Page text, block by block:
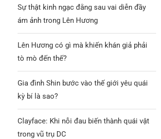
Sự thật kinh ngạc đằng sau vai diễn đầy
ám ảnh trong Lên Hương
Lên Hương có gì mà khiến khán giả phải
tò mò đến thế?
Gia đình Shin bước vào thế giới yêu quái
kỳ bí là sao?
Clayface: Khi nỗi đau biến thành quái vật
trong vũ trụ DC